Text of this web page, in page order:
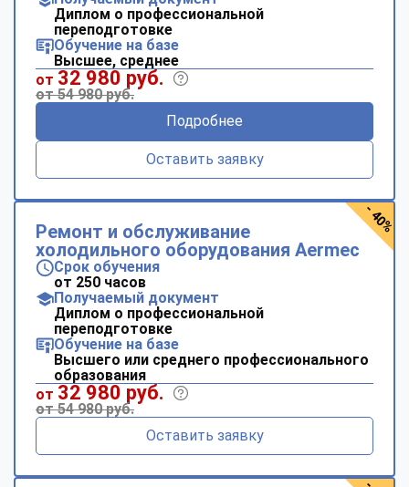
Диплом о профессиональной
переподготовке
Обучение на базе
Высшее, среднее
от 32 980 руб.
от 54 980 руб.
Подробнее
Оставить заявку
Ремонт и обслуживание
холодильного оборудования Aermec
Срок обучения
от 250 часов
Получаемый документ
Диплом о профессиональной
переподготовке
Обучение на базе
Высшего или среднего профессионального
образования
от 32 980 руб.
от 54 980 руб.
Оставить заявку
- 40%